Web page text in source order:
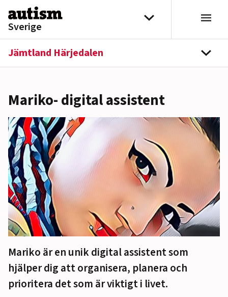
Hoppa till innehåll
Sverige
Välj distrikt
Jämtland Härjedalen
Mariko- digital assistent
Mariko är en unik digital assistent som
hjälper dig att organisera, planera och
prioritera det som är viktigt i livet.